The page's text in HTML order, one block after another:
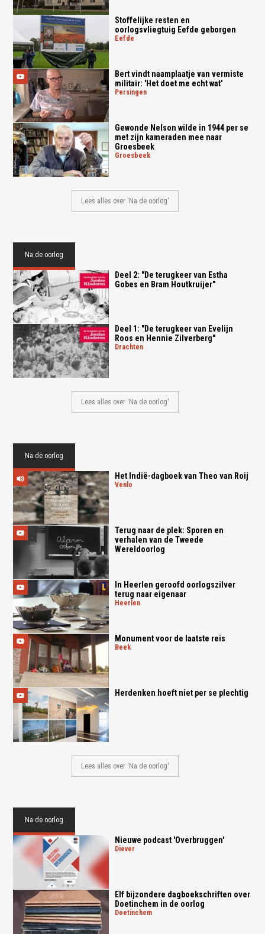
Stoffelijke resten en
oorlogsvliegtuig Eefde geborgen
eefde
Bert vindt naamplaatje van vermiste
militair: 'Het doet me echt wat'
persingen
Gewonde Nelson wilde in 1944 per se
met zijn kameraden mee naar
Groesbeek
groesbeek
Lees alles over 'Na de oorlog'
Na de oorlog
Deel 2: "De terugkeer van Estha
Gobes en Bram Houtkruijer"
Deel 1: "De terugkeer van Evelijn
Roos en Hennie Zilverberg"
drachten
Lees alles over 'Na de oorlog'
Na de oorlog
Het Indië-dagboek van Theo van Roij
venlo
Terug naar de plek: Sporen en
verhalen van de Tweede
Wereldoorlog
In Heerlen geroofd oorlogszilver
terug naar eigenaar
heerlen
Monument voor de laatste reis
beek
Herdenken hoeft niet per se plechtig
Lees alles over 'Na de oorlog'
Na de oorlog
Nieuwe podcast 'Overbruggen'
diever
Elf bijzondere dagboekschriften over
Doetinchem in de oorlog
doetinchem